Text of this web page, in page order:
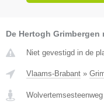
De Hertogh Grimbergen
Niet gevestigd in de
Vlaams-Brabant »
Wolvertemsesteenweg